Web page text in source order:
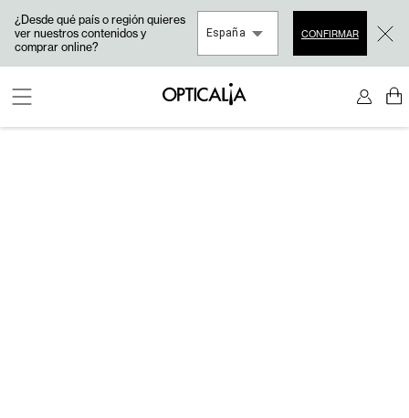
¿Desde qué país o región quieres
ver nuestros contenidos y
comprar online?
España CONFIRMAR